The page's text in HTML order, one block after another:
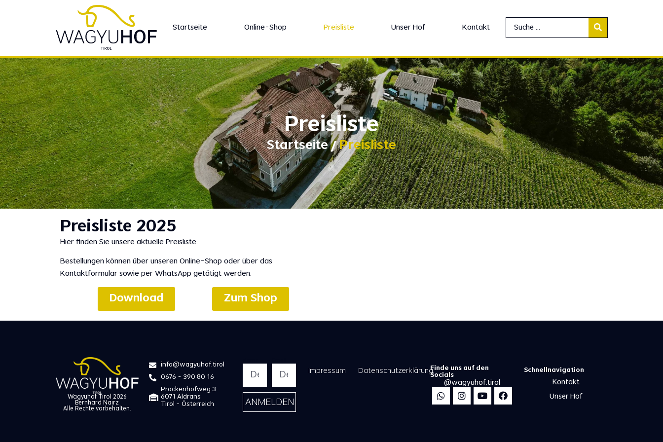
Startseite Online-Shop Preisliste Unser Hof Kontakt
Preisliste
Startseite/Preisliste
Preisliste 2025
Hier finden Sie unsere aktuelle Preisliste.
Bestellungen können über unseren Online-Shop oder über das
Kontaktformular sowie per WhatsApp getätigt werden.
Download Zum Shop
Wagyuhof Tirol 2026
Bernhard Nairz
Alle Rechte vorbehalten.
info@wagyuhof.tirol
0676 - 390 80 16
Prockenhofweg 3
6071 Aldrans
Tirol - Österreich
ANMELDEN
Impressum DatenschutzerklärungFinde uns auf den
Socials
@wagyuhof.tirol
Schnellnavigation
Kontakt
Unser Hof